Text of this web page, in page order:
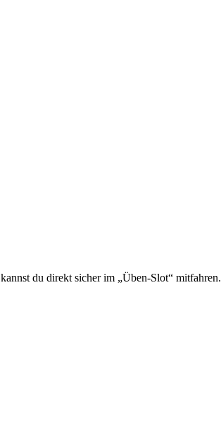
du direkt sicher im „Üben-Slot“ mitfahren.